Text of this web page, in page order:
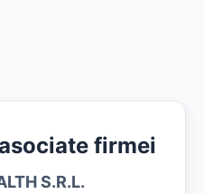
firmei
S.R.L.